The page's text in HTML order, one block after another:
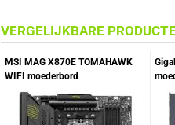
VERGELIJKBARE
MSI MAG X870E TOMAHAWK
WIFI moederbord